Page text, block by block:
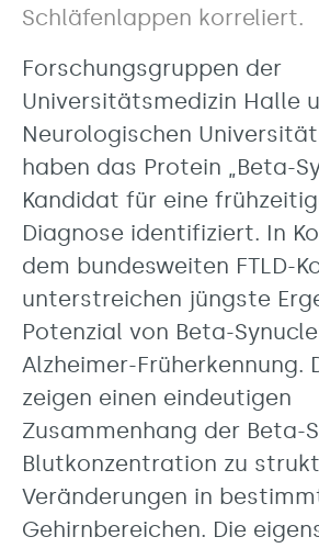
Schläfenlappen korreliert.
Forschungsgruppen der
Universitätsmedizin Halle
Neurologischen
haben das Protein „Beta-
Kandidat für eine
Diagnose identifiziert. In
dem bundesweiten FTLD-
unterstreichen jüngste
Potenzial von Beta-
Alzheimer-Früherkennung.
zeigen einen eindeutigen
Zusammenhang der Beta-
Blutkonzentration zu
Veränderungen in
Gehirnbereichen. Die